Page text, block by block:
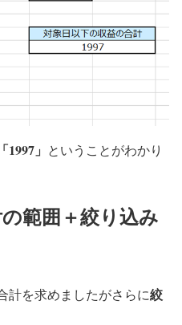
」 ということがわかり
範囲＋絞り込み
計を求めましたがさらに絞